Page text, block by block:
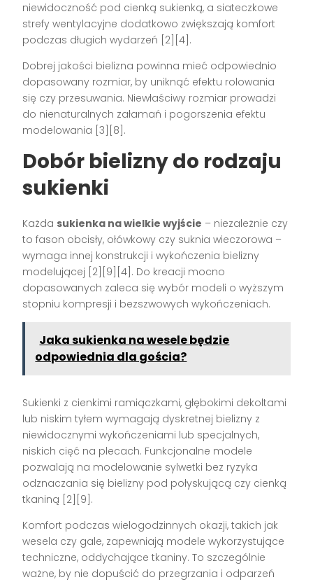
niewidoczność pod cienką sukienką, a siateczkowe
strefy wentylacyjne dodatkowo zwiększają komfort
podczas długich wydarzeń [2][4] .
Dobrej jakości bielizna powinna mieć odpowiednio
dopasowany rozmiar, by uniknąć efektu rolowania
się czy przesuwania. Niewłaściwy rozmiar prowadzi
do nienaturalnych załamań i pogorszenia efektu
modelowania [3][8] .
Dobór bielizny do rodzaju
sukienki
Każda sukienka na wielkie wyjście – niezależnie czy
to fason obcisły, ołówkowy czy suknia wieczorowa –
wymaga innej konstrukcji i wykończenia bielizny
modelującej [2][9][4] . Do kreacji mocno
dopasowanych zaleca się wybór modeli o wyższym
stopniu kompresji i bezszwowych wykończeniach.
Jaka sukienka na wesele będzie
odpowiednia dla gościa?
Sukienki z cienkimi ramiączkami, głębokimi dekoltami
lub niskim tyłem wymagają dyskretnej bielizny z
niewidocznymi wykończeniami lub specjalnych,
niskich cięć na plecach. Funkcjonalne modele
pozwalają na modelowanie sylwetki bez ryzyka
odznaczania się bielizny pod połyskującą czy cienką
tkaniną [2][9] .
Komfort podczas wielogodzinnych okazji, takich jak
wesela czy gale, zapewniają modele wykorzystujące
techniczne, oddychające tkaniny. To szczególnie
ważne, by nie dopuścić do przegrzania i odparzeń